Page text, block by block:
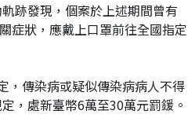
跡發現，個案於上述期間曾有
症狀，應戴上口罩前往全國指定
，傳染病或疑似傳染病病人不得
，處新臺幣6萬至30萬元罰鍰。